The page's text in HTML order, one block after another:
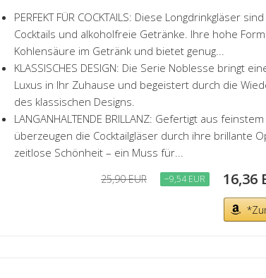
PERFEKT FÜR COCKTAILS: Diese Longdrinkgläser
Cocktails und alkoholfreie Getränke. Ihre hohe
Kohlensäure im Getränk und bietet genug...
KLASSISCHES DESIGN: Die Serie Noblesse bringt
Luxus in Ihr Zuhause und begeistert durch die
des klassischen Designs.
LANGANHALTENDE BRILLANZ: Gefertigt aus
überzeugen die Cocktailgläser durch ihre brillante
zeitlose Schönheit – ein Muss für...
25,90 EUR −9,54 EUR 16,36